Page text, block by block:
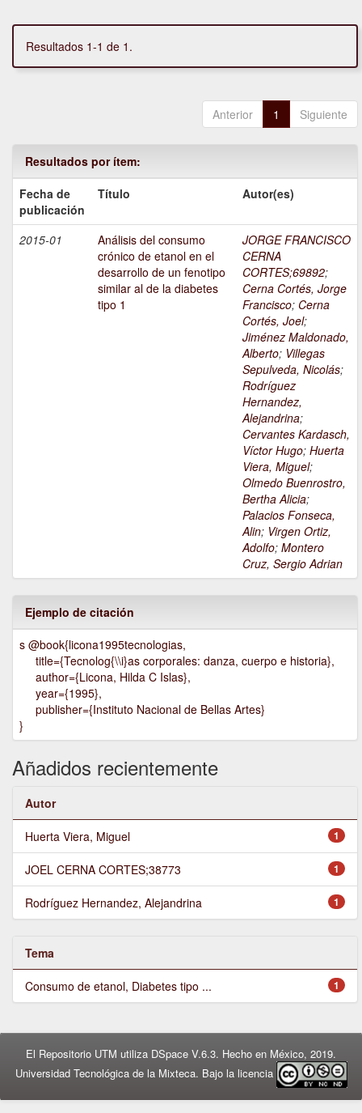
Resultados 1-1 de 1.
Anterior 1 Siguiente
Resultados por ítem:
Fecha de
publicación
Título Autor(es)
2015-01
Análisis del consumo
crónico de etanol en el
desarrollo de un fenotipo
similar al de la diabetes
tipo 1
JORGE FRANCISCO
CERNA
CORTES;69892;
Cerna Cortés, Jorge
Francisco; Cerna
Cortés, Joel;
Jiménez Maldonado,
Alberto; Villegas
Sepulveda, Nicolás;
Rodríguez
Hernandez,
Alejandrina;
Cervantes Kardasch,
Víctor Hugo; Huerta
Viera, Miguel;
Olmedo Buenrostro,
Bertha Alicia;
Palacios Fonseca,
Alin; Virgen Ortiz,
Adolfo; Montero
Cruz, Sergio Adrian
Ejemplo de citación
s @book{licona1995tecnologias,
title={Tecnolog{\\i}as corporales: danza, cuerpo e historia},
author={Licona, Hilda C Islas},
year={1995},
publisher={Instituto Nacional de Bellas Artes}
}
Añadidos recientemente
Autor
1
Huerta Viera, Miguel
1
JOEL CERNA CORTES;38773
1
Rodríguez Hernandez, Alejandrina
Tema
1
Consumo de etanol, Diabetes tipo ...
El Repositorio UTM utiliza DSpace V.6.3. Hecho en México, 2019.
Universidad Tecnológica de la Mixteca. Bajo la licencia